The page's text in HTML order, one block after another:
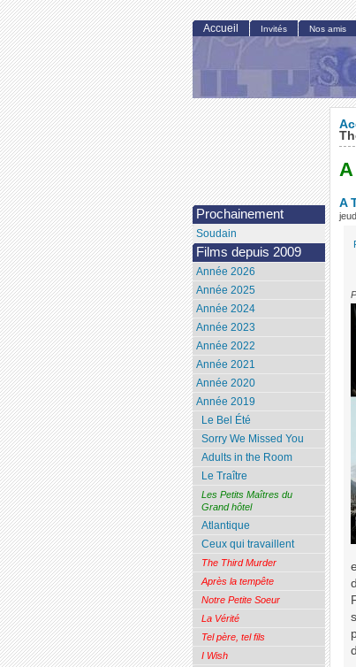
A
Accueil Invités Nos amis
Prochainement
Soudain
Films depuis 2009
Année 2026
Année 2025
Année 2024
Année 2023
Année 2022
Année 2021
Année 2020
Année 2019
Le Bel Été
Sorry We Missed You
Adults in the Room
Le Traître
Les Petits Maîtres du
Grand hôtel
Atlantique
Ceux qui travaillent
The Third Murder
Après la tempête
Notre Petite Soeur
La Vérité
Tel père, tel fils
I Wish